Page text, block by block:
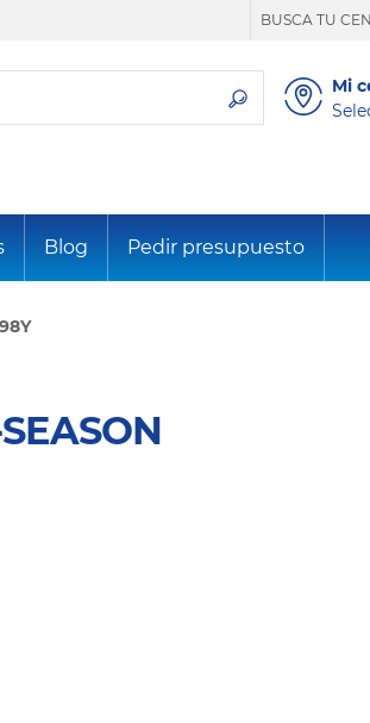
BUSCA TU
neumático
Mi
Blog Pedir presupuesto